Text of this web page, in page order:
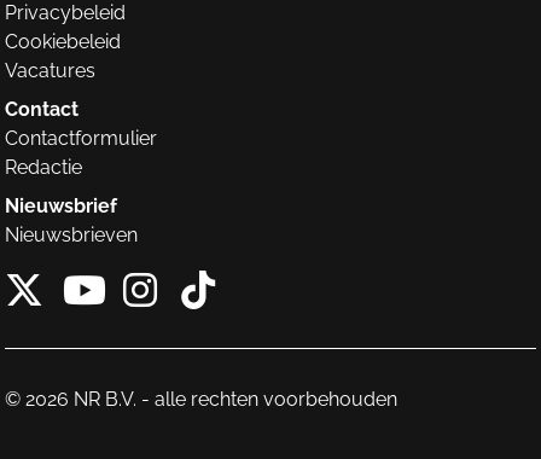
Privacybeleid
Cookiebeleid
Vacatures
Contact
Contactformulier
Redactie
Nieuwsbrief
Nieuwsbrieven
X van NieuwRechts
Instagram van
Tiktok van
© 2026 NR B.V. - alle rechten voorbehouden